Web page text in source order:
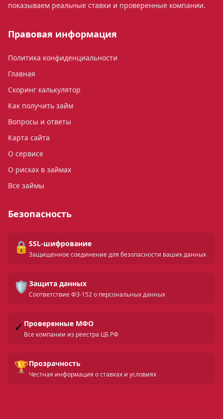
показываем реальные ставки и проверенные компании.
Правовая информация
Политика конфиденциальности
Главная
Скоринг калькулятор
Как получить займ
Вопросы и ответы
Карта сайта
О сервисе
О рисках в займах
Все займы
Безопасность
🔒 SSL-шифрование
Защищенное соединение для безопасности ваших данных
🛡️ Защита данных
Соответствие ФЗ-152 о персональных данных
✓ Проверенные МФО
Все компании из реестра ЦБ РФ
🏆Прозрачность
Честная информация о ставках и условиях